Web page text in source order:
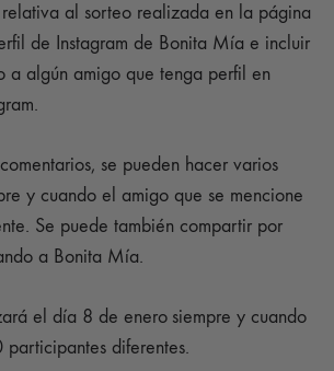
al sorteo realizada en la página
de Instagram de Bonita Mía e incluir
a algún amigo que tenga perfil en
se pueden hacer varios
y cuando el amigo que se mencione
Se puede también compartir por
a Bonita Mía.
el día 8 de enero siempre y cuando
participantes diferentes.